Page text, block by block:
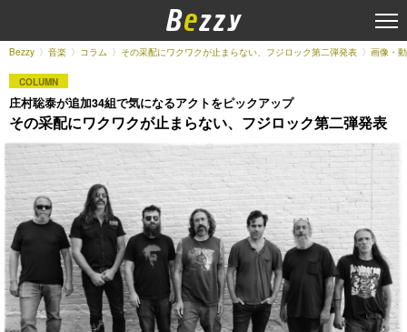
Bezzy 音楽 コラム その采配にワクワクが止まらない、フジロック第二弾発表 画像・
COLUMN
庄村聡泰が追加34組で気になるアクトをピックアップ
その采配にワクワクが止まらない、フジロック第二弾発表